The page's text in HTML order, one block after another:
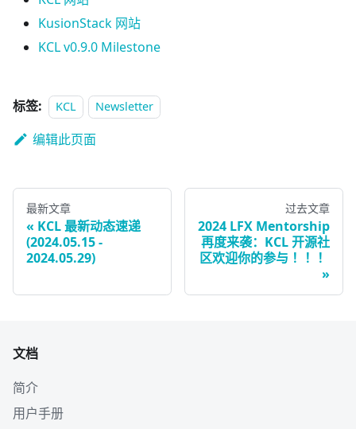
KusionStack 网站
KCL v0.9.0 Milestone
标签: KCL Newsletter
编辑此页面
最新文章
KCL 最新动态速递
(2024.05.15 -
2024.05.29)
过去文章
2024 LFX Mentorship
再度来袭：KCL 开源社
区欢迎你的参与 ！！！
文档
简介
用户手册